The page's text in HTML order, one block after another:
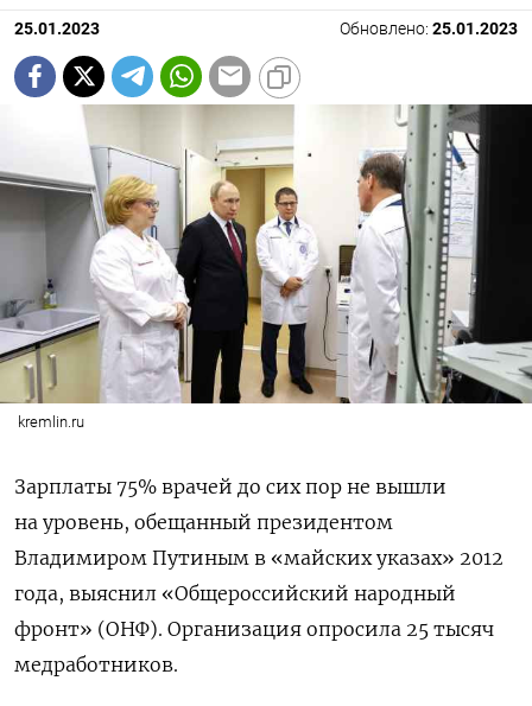
25.01.2023 Обновлено: 25.01.2023
kremlin.ru
Зарплаты 75% врачей до сих пор не вышли
на уровень, обещанный президентом
Владимиром Путиным в «майских указах» 2012
года, выяснил «Общероссийский народный
фронт» (ОНФ). Организация опросила 25 тысяч
медработников.